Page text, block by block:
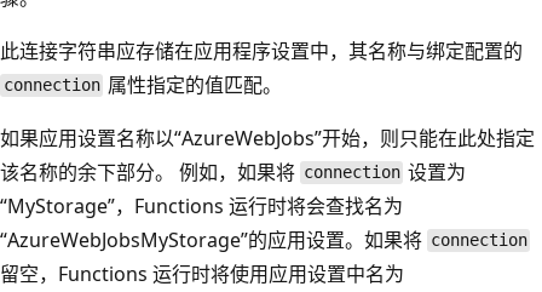
此连接字符串应存储在应用程序设置中，其名称与绑定配置的
connection 属性指定的值匹配。
如果应用设置名称以“AzureWebJobs”开始，则只能在此处指定
该名称的余下部分。 例如，如果将 connection 设置为
“MyStorage”，Functions 运行时将会查找名为
“AzureWebJobsMyStorage”的应用设置。如果将 connection
留空，Functions 运行时将使用应用设置中名为